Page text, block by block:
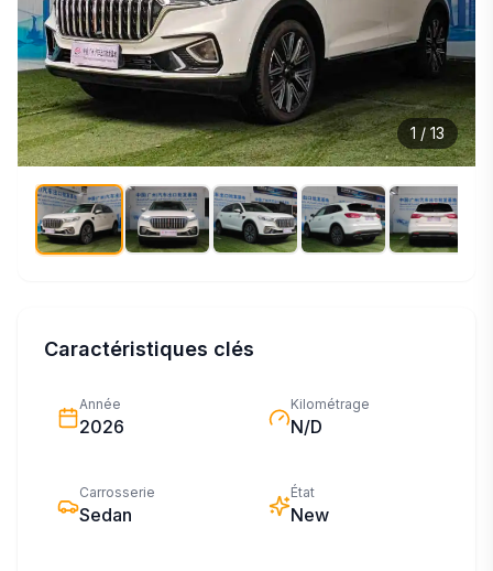
1 / 13
Caractéristiques clés
Année
2026
Kilométrage
N/D
Carrosserie
Sedan
État
New